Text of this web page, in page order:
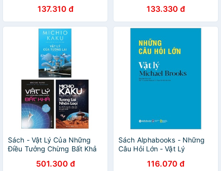
137.310 đ 133.330 đ
Sách - Vật Lý Của Những
Điều Tưởng Chừng Bất Khả
Tương Lai Nhân Loại
501.300 đ
Sách Alphabooks - Những
Câu Hỏi Lớn - Vật Lý
116.070 đ